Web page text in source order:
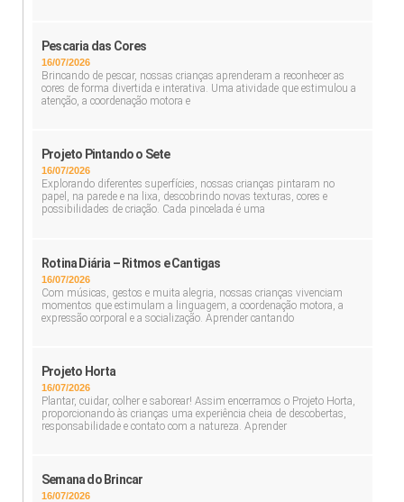
Pescaria das Cores
16/07/2026
Brincando de pescar, nossas crianças aprenderam a reconhecer as
cores de forma divertida e interativa. Uma atividade que estimulou a
atenção, a coordenação motora e
Projeto Pintando o Sete
16/07/2026
Explorando diferentes superfícies, nossas crianças pintaram no
papel, na parede e na lixa, descobrindo novas texturas, cores e
possibilidades de criação. Cada pincelada é uma
Rotina Diária – Ritmos e Cantigas
16/07/2026
Com músicas, gestos e muita alegria, nossas crianças vivenciam
momentos que estimulam a linguagem, a coordenação motora, a
expressão corporal e a socialização. Aprender cantando
Projeto Horta
16/07/2026
Plantar, cuidar, colher e saborear! Assim encerramos o Projeto Horta,
proporcionando às crianças uma experiência cheia de descobertas,
responsabilidade e contato com a natureza. Aprender
Semana do Brincar
16/07/2026